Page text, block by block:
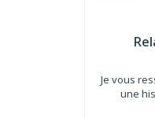
Je vous
une